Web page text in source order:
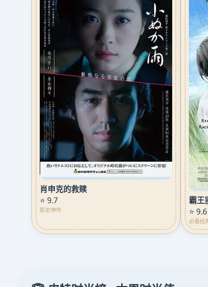
肖申克的救赎
⭐ 9.7
影史神作
霸王
⭐ 9.6
必看经